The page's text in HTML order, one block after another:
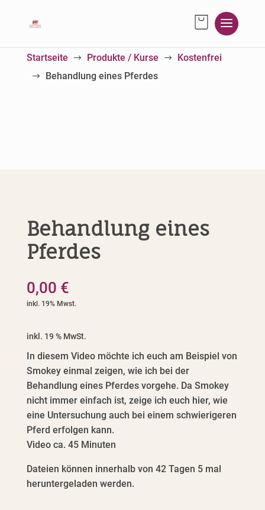
Startseite $ Produkte / Kurse $ Kostenfrei
$ Behandlung eines Pferdes
Behandlung eines
Pferdes
0,00 €
inkl. 19 % MwSt.
In diesem Video möchte ich euch am Beispiel von
Smokey einmal zeigen, wie ich bei der
Behandlung eines Pferdes vorgehe. Da Smokey
nicht immer einfach ist, zeige ich euch hier, wie
eine Untersuchung auch bei einem schwierigeren
Pferd erfolgen kann.
Video ca. 45 Minuten
Dateien können innerhalb von 42 Tagen 5 mal
heruntergeladen werden.